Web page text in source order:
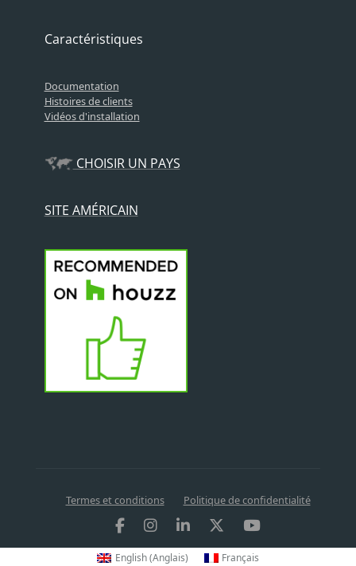
English(Anglais) Français
Caractéristiques
Documentation
Histoires de clients
Vidéos d'installation
CHOISIR UN PAYS
SITE AMÉRICAIN
Termes et conditions Politique de confidentialité